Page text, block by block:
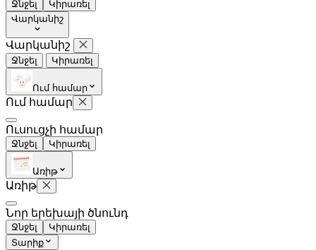
Գնահատել
Ջնջել
Կիրառել
Վարկանիշ
Վարկանիշ
Ջնջել Կիրառել
Ում համար
Ում համար
Ուսուցչի համար
Ջնջել Կիրառել
Առիթ
Առիթ
Նոր երեխայի ծնունդ
Ջնջել
Կիրառել
Տարիք